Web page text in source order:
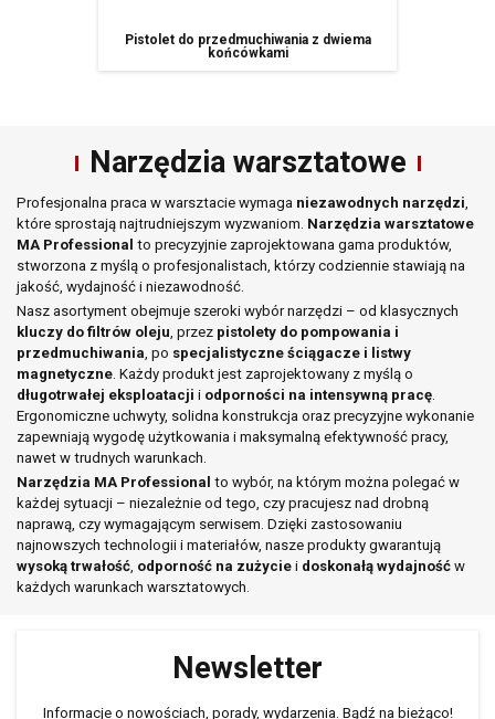
Pistolet do przedmuchiwania z dwiema
końcówkami
Narzędzia warsztatowe
Profesjonalna praca w warsztacie wymaga niezawodnych narzędzi
które sprostają najtrudniejszym wyzwaniom. Narzędzia warsztatowe
MA Professional to precyzyjnie zaprojektowana gama produktów,
stworzona z myślą o profesjonalistach, którzy codziennie stawiają na
jakość, wydajność i niezawodność.
Nasz asortyment obejmuje szeroki wybór narzędzi – od klasycznych
kluczy do filtrów oleju , przez pistolety do pompowania i
przedmuchiwania , po specjalistyczne ściągacze i listwy
magnetyczne . Każdy produkt jest zaprojektowany z myślą o
długotrwałej eksploatacji i odporności na intensywną pracę
Ergonomiczne uchwyty, solidna konstrukcja oraz precyzyjne wykonanie
zapewniają wygodę użytkowania i maksymalną efektywność pracy,
nawet w trudnych warunkach.
Narzędzia MA Professional to wybór, na którym można polegać w
każdej sytuacji – niezależnie od tego, czy pracujesz nad drobną
naprawą, czy wymagającym serwisem. Dzięki zastosowaniu
najnowszych technologii i materiałów, nasze produkty gwarantują
wysoką trwałość odporność na zużycie i doskonałą wydajność w
każdych warunkach warsztatowych.
Newsletter
Informacje o nowościach, porady, wydarzenia. Bądź na bieżąco!